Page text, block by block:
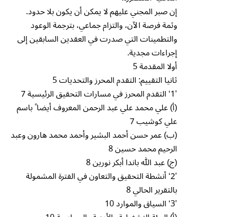
إن صبر المجني عليهم لا يمكن أن يكون بلا حدود.
وثمة فرصة الآن، والتزام جماعي، بترجمة الوعود
والتطمينات التي صدرت في العقدين السابقين إلى
إجراءات مجدية.
أولا المقدمة 5
ثانيا التقييم: التقدم المحرز والتحديات 5
’1‘ التقدم المحرز في مسارات التحقيق الرئيسية 7
(أ) علي محمد علي عبد الرحمن المعروف أيضا ً باسم
علي كوشيب 7
(ب) عمر حسن أحمد البشير وأحمد محمد هارون وعبد
الرحيم محمد حسين 8
(ج) عبد ﷲ باندا أبكر نورين 8
’2‘ أنشطة التحقيق والتعاون في الفترة المشمولة
بالتقرير الحالي 8
’3‘ السياق والموارد 10